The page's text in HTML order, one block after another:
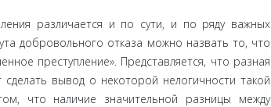
различается и по сути, и по ряду важных
добровольного отказа можно назвать то, что
преступление». Представ­ляется, что разная
вывод о некоторой нелогичности такой
что наличие значительной разницы между